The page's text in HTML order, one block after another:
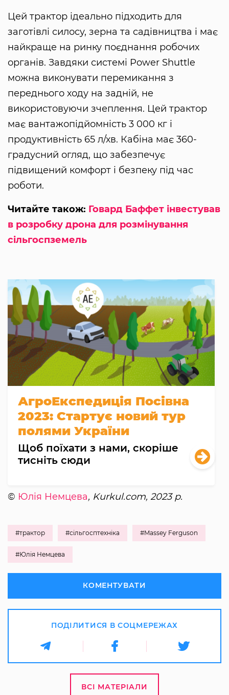
Цей трактор ідеально підходить для
заготівлі силосу, зерна та садівництва і має
найкраще на ринку поєднання робочих
органів. Завдяки системі Power Shuttle
можна виконувати перемикання з
переднього ходу на задній, не
використовуючи зчеплення. Цей трактор
має вантажопідйомність 3 000 кг і
продуктивність 65 л/хв. Кабіна має 360-
градусний огляд, що забезпечує
підвищений комфорт і безпеку під час
роботи.
Читайте також: Говард Баффет інвестував
в розробку дрона для розмінування
сільгоспземель
АгроЕкспедиція Посівна
2023: Стартує новий тур
полями України
Щоб поїхати з нами, скоріше
тисніть сюди
© Юлія Немцева, Kurkul.com, 2023 р.
#трактор #сільгосптехніка #Massey Ferguson
#Юлія Немцева
КОМЕНТУВАТИ
ПОДІЛИТИСЯ В СОЦМЕРЕЖАХ
ВСІ МАТЕРІАЛИ